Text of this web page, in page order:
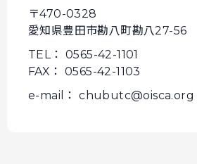
〒470-0328
愛知県豊田市勘八町勘八27-56
TEL： 0565-42-1101
FAX： 0565-42-1103
e-mail： chubutc@oisca.org